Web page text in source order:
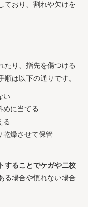
ており、割れや欠けを
たり、指先を傷つける
は以下の通りです。
い
めに当てる
る
乾燥させて保管
することでケガや二枚
る場合や慣れない場合